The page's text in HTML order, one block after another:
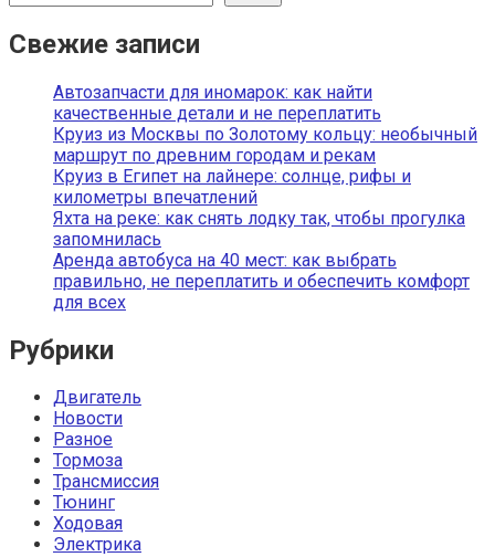
Свежие записи
Автозапчасти для иномарок: как найти
качественные детали и не переплатить
Круиз из Москвы по Золотому кольцу: необычный
маршрут по древним городам и рекам
Круиз в Египет на лайнере: солнце, рифы и
километры впечатлений
Яхта на реке: как снять лодку так, чтобы прогулка
запомнилась
Аренда автобуса на 40 мест: как выбрать
правильно, не переплатить и обеспечить комфорт
для всех
Рубрики
Двигатель
Новости
Разное
Тормоза
Трансмиссия
Тюнинг
Ходовая
Электрика